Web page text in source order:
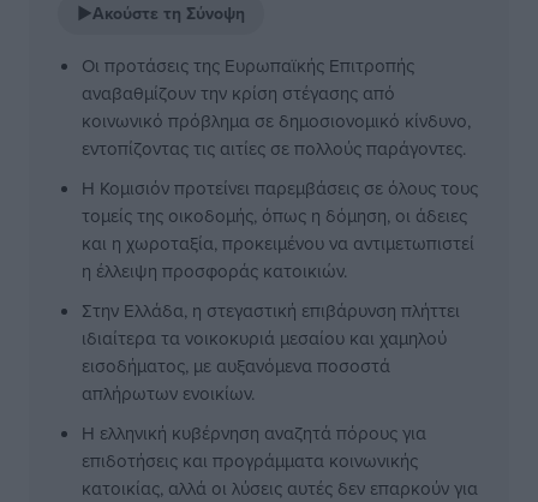
▶Ακούστε τη Σύνοψη
Οι προτάσεις της Ευρωπαϊκής Επιτροπής
αναβαθμίζουν την κρίση στέγασης από
κοινωνικό πρόβλημα σε δημοσιονομικό κίνδυνο,
εντοπίζοντας τις αιτίες σε πολλούς παράγοντες.
Η Κομισιόν προτείνει παρεμβάσεις σε όλους τους
τομείς της οικοδομής, όπως η δόμηση, οι άδειες
και η χωροταξία, προκειμένου να αντιμετωπιστεί
η έλλειψη προσφοράς κατοικιών.
Στην Ελλάδα, η στεγαστική επιβάρυνση πλήττει
ιδιαίτερα τα νοικοκυριά μεσαίου και χαμηλού
εισοδήματος, με αυξανόμενα ποσοστά
απλήρωτων ενοικίων.
Η ελληνική κυβέρνηση αναζητά πόρους για
επιδοτήσεις και προγράμματα κοινωνικής
κατοικίας, αλλά οι λύσεις αυτές δεν επαρκούν για